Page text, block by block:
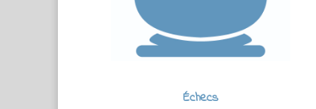
Échecs